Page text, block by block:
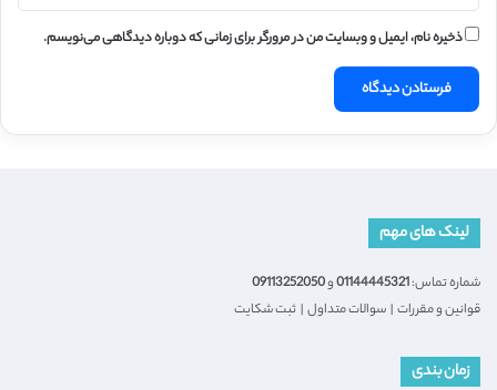
ذخیره نام، ایمیل و وبسایت من در مرورگر برای زمانی که دوباره دیدگاهی می‌نویسم.
لینک های مهم
شماره تماس:01144445321و09113252050
قوانین و مقررات | سوالات متداول | ثبت شکایت
زمان بندی